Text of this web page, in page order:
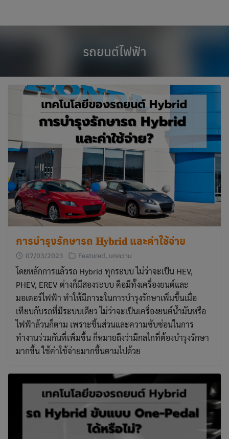
รถยนต์ไฟฟ้า
การบำรุงรักษารถ 𝐇𝐲𝐛𝐫𝐢𝐝 และค่าใช้จ่าย
07/03/2023 Featured, บทความ
โดยหลักการแล้วรถ Hybrid ทุกระบบ ไม่ว่าจะเป็น HEV,
PHEV, EREV ต่างก็มีสองระบบ คือมีทั้งเครื่องยนต์และ
มอเตอร์ไฟฟ้า ทำให้มีภาระในการบำรุงรักษาเพิ่มขึ้นเมื่อ
เทียบกับรถที่มีระบบเดียว ไม่ว่าจะเป็นเครื่องยนต์น้ำมันหรือ
ไฟฟ้าล้วนก็ตาม เพราะชิ้นส่วนและความซับซ่อนในการ
ทำงานร่วมกันที่เพิ่มขึ้น ก็หมายถึงว่ามีกลไกที่ต้องบำรุงรักษา
มากขึ้น ใช้ค่าใช้จ่ายมากขึ้นตามไปด้วย